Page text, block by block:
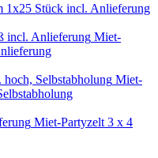
1x25 Stück incl. Anlieferung
Miet-
Miet-
Miet-Partyzelt 3 x 4